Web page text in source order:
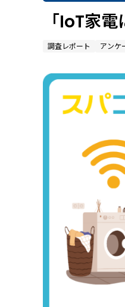
「IoT家
調査レポート アンケ